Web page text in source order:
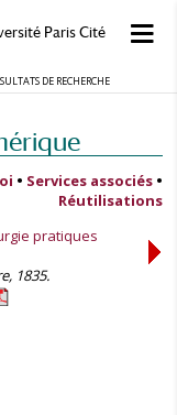
Paris Cité
DE RECHERCHE
• Services associés •
Réutilisations
pratiques
1835.